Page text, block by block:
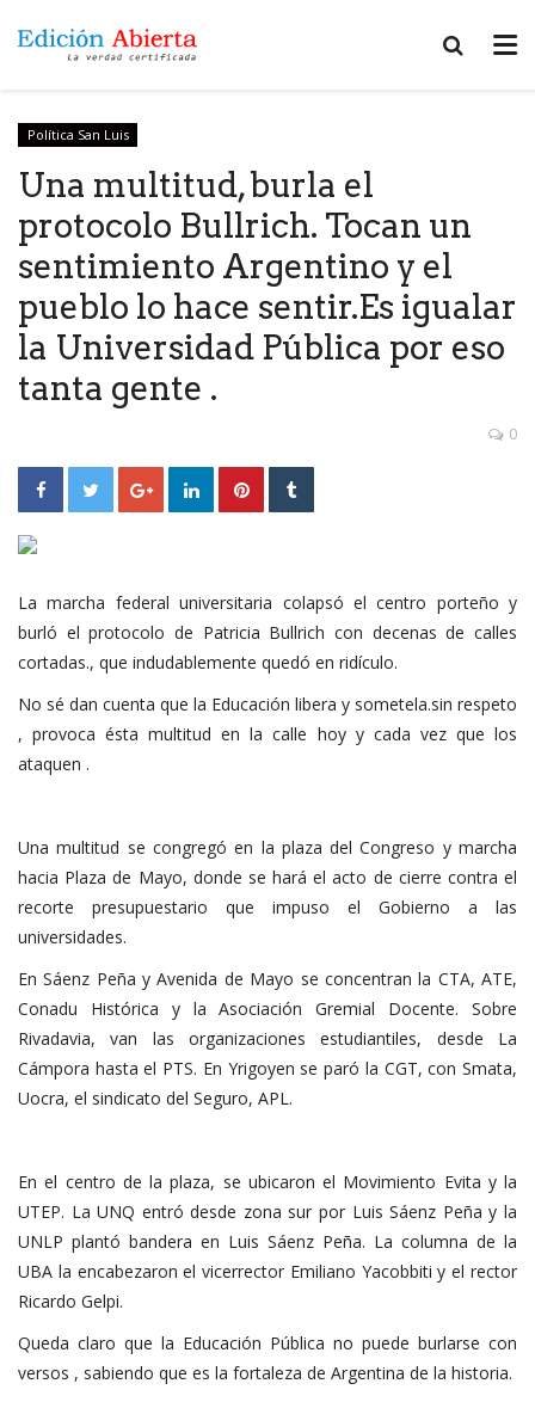
Política San Luis
Una multitud, burla el
protocolo Bullrich. Tocan un
sentimiento Argentino y el
pueblo lo hace sentir.Es igualar
la Universidad Pública por eso
tanta gente .
0
La marcha federal universitaria colapsó el centro porteño y
burló el protocolo de Patricia Bullrich con decenas de calles
cortadas., que indudablemente quedó en ridículo.
No sé dan cuenta que la Educación libera y sometela.sin respeto
, provoca ésta multitud en la calle hoy y cada vez que los
ataquen .
Una multitud se congregó en la plaza del Congreso y marcha
hacia Plaza de Mayo, donde se hará el acto de cierre contra el
recorte presupuestario que impuso el Gobierno a las
universidades.
En Sáenz Peña y Avenida de Mayo se concentran la CTA, ATE,
Conadu Histórica y la Asociación Gremial Docente. Sobre
Rivadavia, van las organizaciones estudiantiles, desde La
Cámpora hasta el PTS. En Yrigoyen se paró la CGT, con Smata,
Uocra, el sindicato del Seguro, APL.
En el centro de la plaza, se ubicaron el Movimiento Evita y la
UTEP. La UNQ entró desde zona sur por Luis Sáenz Peña y la
UNLP plantó bandera en Luis Sáenz Peña. La columna de la
UBA la encabezaron el vicerrector Emiliano Yacobbiti y el rector
Ricardo Gelpi.
Queda claro que la Educación Pública no puede burlarse con
versos , sabiendo que es la fortaleza de Argentina de la historia.